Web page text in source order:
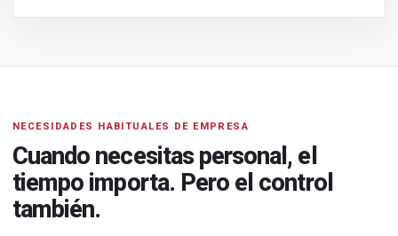
NECESIDADES HABITUALES DE EMPRESA
Cuando necesitas personal, el
tiempo importa. Pero el control
también.